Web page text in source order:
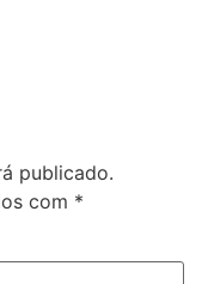
publicado.
com *